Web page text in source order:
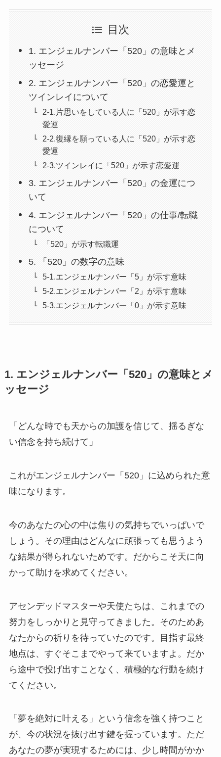
目次
1. エンジェルナンバー「520」の意味とメ
ッセージ
2. エンジェルナンバー「520」の恋愛運と
ツインレイについて
2-1.片思いをしている人に「520」が示す恋
愛運
2-2.復縁を願っている人に「520」が示す恋
愛運
2-3.ツインレイに「520」が示す恋愛運
3. エンジェルナンバー「520」の金運につ
いて
4. エンジェルナンバー「520」の仕事/転職
について
「520」が示す転職運
5. 「520」の数字の意味
5-1.エンジェルナンバー「5」が示す意味
5-2.エンジェルナンバー「2」が示す意味
5-3.エンジェルナンバー「0」が示す意味
1. エンジェルナンバー「520」の意味とメ
ッセージ
「どんな時でも天からの加護を信じて、揺るぎな
い信念を持ち続けて」
これがエンジェルナンバー「520」に込められた意
味になります。
今のあなたの心の中は焦りの気持ちでいっぱいで
しょう。その理由はどんなに頑張っても思うよう
な結果が得られないためです。だからこそ天に向
かって助けを求めてください。
アセンデッドマスターや天使たちは、これまでの
努力をしっかりと見守ってきました。そのためあ
なたからの祈りを待っていたのです。目指す最終
地点は、すぐそこまでやって来ていますよ。だか
ら途中で投げ出すことなく、積極的な行動を続け
てください。
「夢を絶対に叶える」という信念を強く持つこと
が、今の状況を抜け出す鍵を握っています。ただ
あなたの夢が実現するためには、少し時間がかか